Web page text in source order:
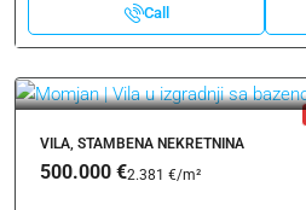
Call
VILA, STAMBENA NEKRETNINA
500.000 €2.381 €/m²